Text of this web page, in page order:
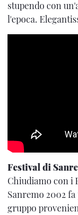
stupendo con
l'epoca.
Festival di
Chiudiamo con i
Sanremo 2002
gruppo